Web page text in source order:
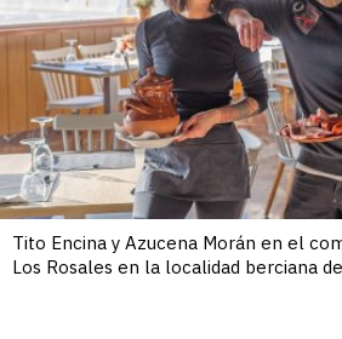
Tito Encina y Azucena Morán en el
Los Rosales en la localidad berciana